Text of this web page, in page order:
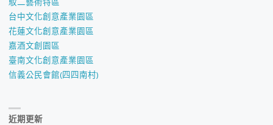
台中文化創意產業園區
花蓮文化創意產業園區
嘉酒文創園區
臺南文化創意產業園區
信義公民會館(四四南村)
近期更新